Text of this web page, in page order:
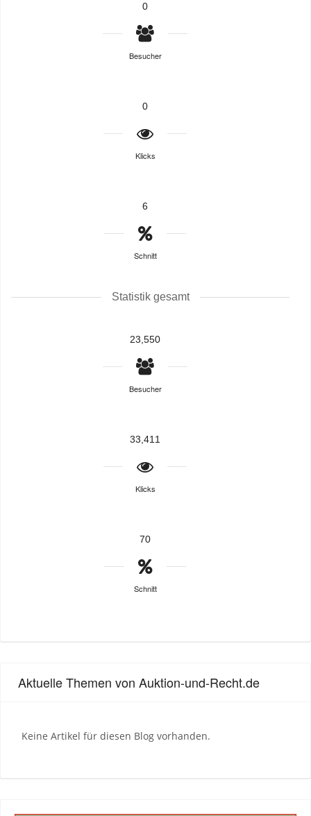
0
Besucher
0
Klicks
6
Schnitt
Statistik gesamt
23,550
Besucher
33,411
Klicks
70
Schnitt
Aktuelle Themen von Auktion-und-Recht.de
Keine Artikel für diesen Blog vorhanden.